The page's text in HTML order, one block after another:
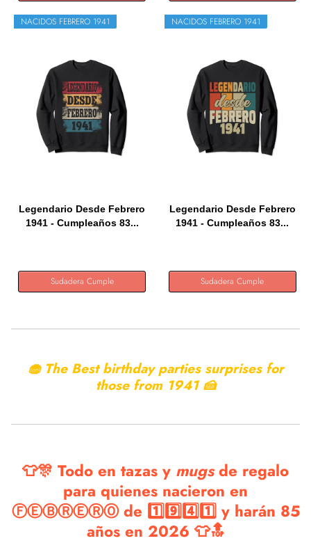
NACIDOS FEBRERO 1941
Legendario Desde Febrero
1941 - Cumpleaños 83...
Sudadera Cumple
NACIDOS FEBRERO 1941
Legendario Desde Febrero
1941 - Cumpleaños 83...
Sudadera Cumple
🧁 The Best birthday parties surprises for
those from 1941 🍰
👕🎊 Todo en tazas y mugsde regalo
para quienes nacieron en
ⒻⒺⒷⓇⒺⓇⓄ de 1️⃣9️⃣4️⃣1️⃣ y harán 85
años en 2026 👕🔝